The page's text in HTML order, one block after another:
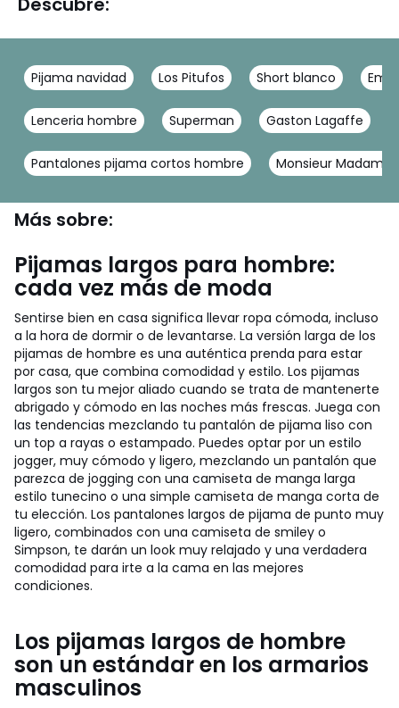
Pijama navidad Los Pitufos Short blanco
Lenceria hombre Superman Gaston Lagaffe
Pantalones pijama cortos hombre Monsieur Madame
Más sobre:
Pijamas largos para hombre:
cada vez más de moda
Sentirse bien en casa significa llevar ropa cómoda, incluso
a la hora de dormir o de levantarse. La versión larga de los
pijamas de hombre es una auténtica prenda para estar
por casa, que combina comodidad y estilo. Los pijamas
largos son tu mejor aliado cuando se trata de mantenerte
abrigado y cómodo en las noches más frescas. Juega con
las tendencias mezclando tu pantalón de pijama liso con
un top a rayas o estampado. Puedes optar por un estilo
jogger, muy cómodo y ligero, mezclando un pantalón que
parezca de jogging con una camiseta de manga larga
estilo tunecino o una simple camiseta de manga corta de
tu elección. Los pantalones largos de pijama de punto muy
ligero, combinados con una camiseta de smiley o
Simpson, te darán un look muy relajado y una verdadera
comodidad para irte a la cama en las mejores
condiciones.
Los pijamas largos de hombre
son un estándar en los armarios
masculinos